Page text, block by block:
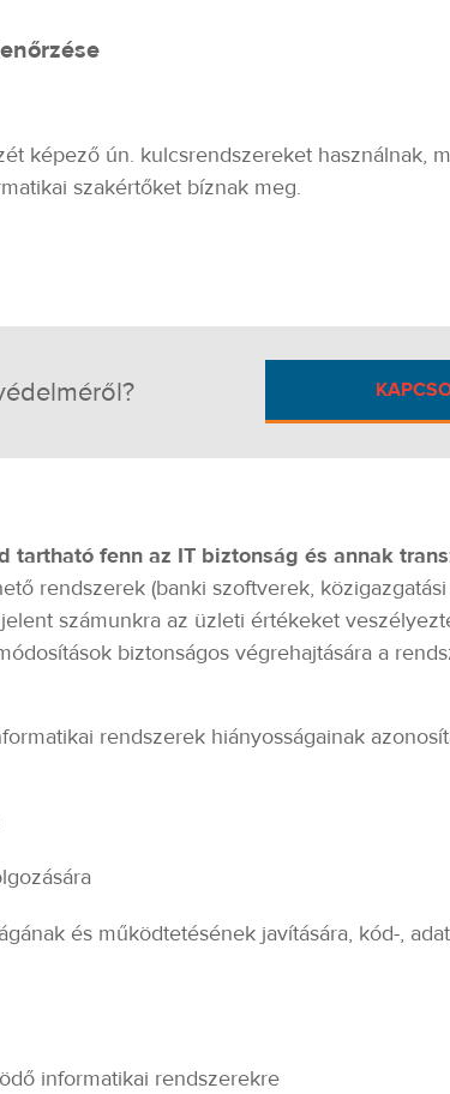
képező ún. kulcsrendszereket használnak,
szakértőket bíznak meg.
fenn az IT biztonság és annak
rendszerek (banki szoftverek,
számunkra az üzleti értékeket
biztonságos végrehajtására a
rendszerek hiányosságainak
és működtetésének javítására, kód-,
informatikai rendszerekre